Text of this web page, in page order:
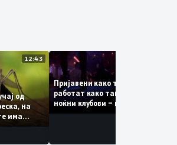
12:43
случај од
треска, на
има
Пријавени како туристки, а
работат како танчерки во
ноќни клубови – полицијата
откри сомнителна шема за